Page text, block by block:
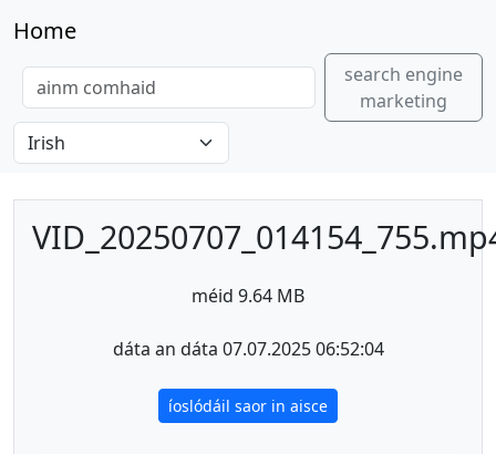
Home
search engine
marketing
méid 9.64 MB
dáta an dáta 07.07.2025 06:52:04
íoslódáil saor in aisce